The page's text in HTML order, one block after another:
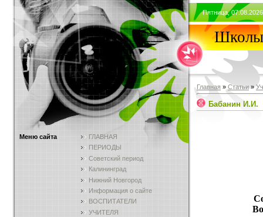
Меню сайта
ГЛАВНАЯ
ПЕРИОДЫ
Советский период
Калининград
Нижний Новгород
Информация о сайте
ВОСПИТАТЕЛИ
УЧИТЕЛЯ
Пятница,
Школы
Главная » Статьи »
Бабанин И.И.